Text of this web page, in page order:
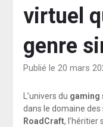
virtuel
genre
Publié le 20 mars
L’univers du gaming
dans le domaine
RoadCraft, l’héritier